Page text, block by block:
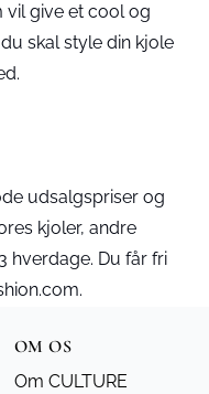
vil give et cool og
skal style din kjole
udsalgspriser og
kjoler, andre
hverdage. Du får fri
OM OS
Om CULTURE